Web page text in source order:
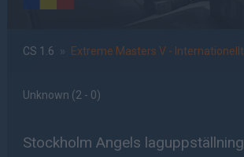
CS 1.6 » Extreme Masters V - Internationellt
Unknown (2 - 0)
Stockholm Angels laguppställning